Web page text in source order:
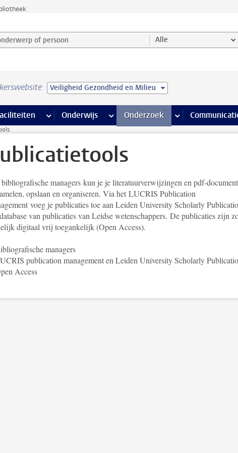
of persoon en selecteer categorie Alle
Veiligheid Gezondheid en Milieu
pagina’s meer Faciliteiten pagina’s
Onderwijs meer Onderwijs pagina’s
Onderzoek meer Onderzoek
managers kun je je literatuurverwijzingen en pdf-
opslaan en organiseren. Via het LUCRIS Publication
voeg je publicaties toe aan Leiden University Scholarly
van publicaties van Leidse wetenschappers. De publicaties zijn
digitaal vrij toegankelijk (Open Access).
managers
publication management en Leiden University Scholarly
Access